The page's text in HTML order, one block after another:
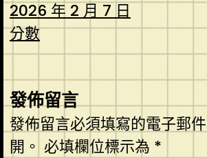
2026 年 2 月 7 日
分數
發佈留言
發佈留言必須填寫的電子郵
開。 必填欄位標示為 *